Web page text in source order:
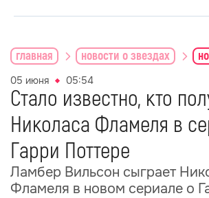
главная новости о звездах
05 июня 05:54
Стало известно, кто
Николаса Фламеля в
Гарри Поттере
Ламбер Вильсон сыграет
Фламеля в новом сериале о